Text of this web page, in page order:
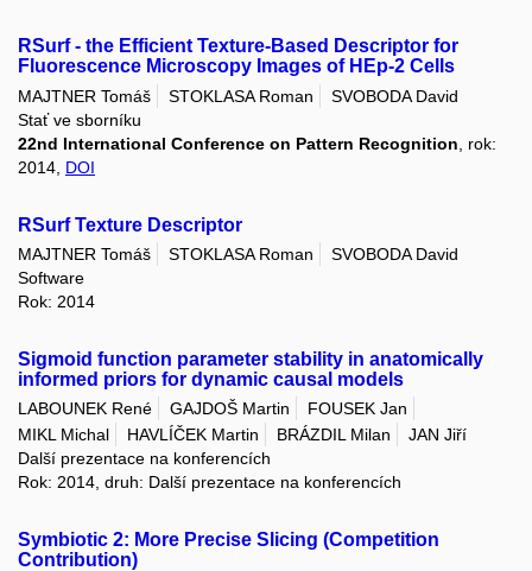
RSurf - the Efficient Texture-Based Descriptor for
Fluorescence Microscopy Images of HEp-2 Cells
MAJTNER Tomáš STOKLASA Roman
SVOBODA David
Stať ve sborníku
22nd International Conference on Pattern Recognition , rok:
2014, DOI
RSurf Texture Descriptor
MAJTNER Tomáš STOKLASA Roman
SVOBODA David
Software
Rok: 2014
Sigmoid function parameter stability in anatomically
informed priors for dynamic causal models
LABOUNEK René GAJDOŠ Martin
FOUSEK Jan
MIKL Michal
HAVLÍČEK Martin BRÁZDIL Milan
JAN Jiří
Další prezentace na konferencích
Rok: 2014, druh: Další prezentace na konferencích
Symbiotic 2: More Precise Slicing (Competition
Contribution)